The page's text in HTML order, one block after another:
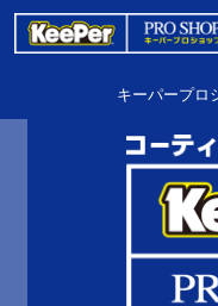
キーパープロ